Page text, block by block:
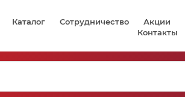
Каталог Сотрудничество Акции
Контакты